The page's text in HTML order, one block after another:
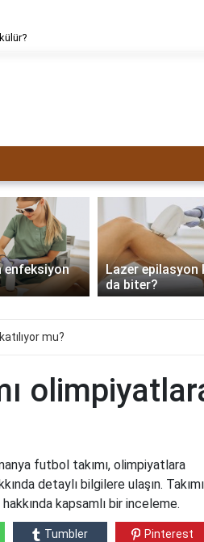
enfeksiyon
Lazer epilasyon
da biter?
mu?
futbol takımı, olimpiyatlara
detaylı bilgilere ulaşın.
kapsamlı bir inceleme.
Tumbler Pinterest